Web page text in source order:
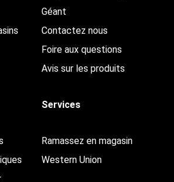
Géant
Contactez nous
Foire aux questions
Avis sur les produits
Services
Ramassez en magasin
Western Union